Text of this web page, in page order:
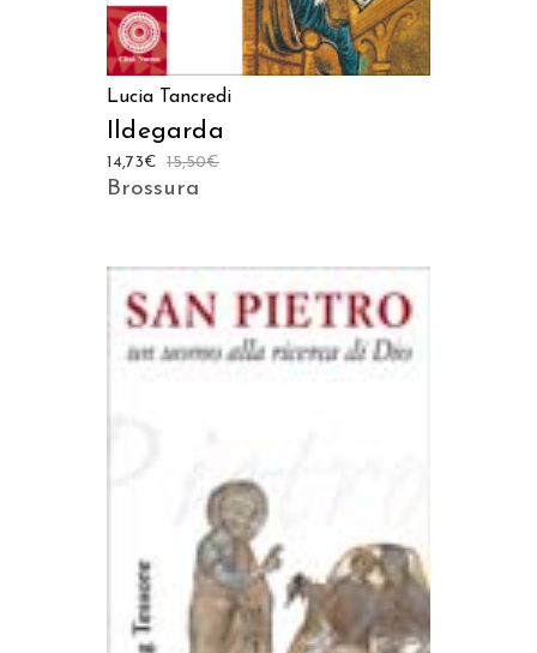
Lucia Tancredi
Ildegarda
15,50€
14,73€
Brossura
AGGIUNGI AL CARRELLO